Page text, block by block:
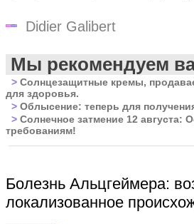
Didier Galibert
Мы рекомендуем
> Солнцезащитные кремы,
для здоровья.
> Облысение: теперь для
> Солнечное затмение 12 августа:
требованиям!
Болезнь Альцгеймера:
локализованное